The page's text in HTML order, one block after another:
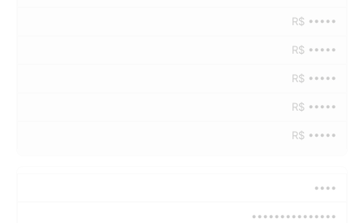
R$ •••••
R$ •••••
R$ •••••
R$ •••••
R$ •••••
••••
•••••••••••••••